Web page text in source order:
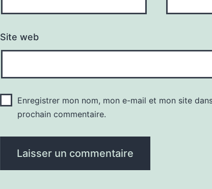
Site web
Enregistrer mon nom, mon e-mail et mon site
prochain commentaire.